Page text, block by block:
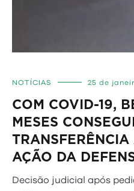
NOTÍCIAS 25 de
COM COVID-19,
MESES
AÇÃO DA
Decisão judicial após